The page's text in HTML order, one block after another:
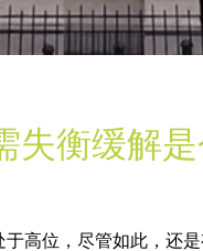
失衡缓解
高位，尽管如此，还是